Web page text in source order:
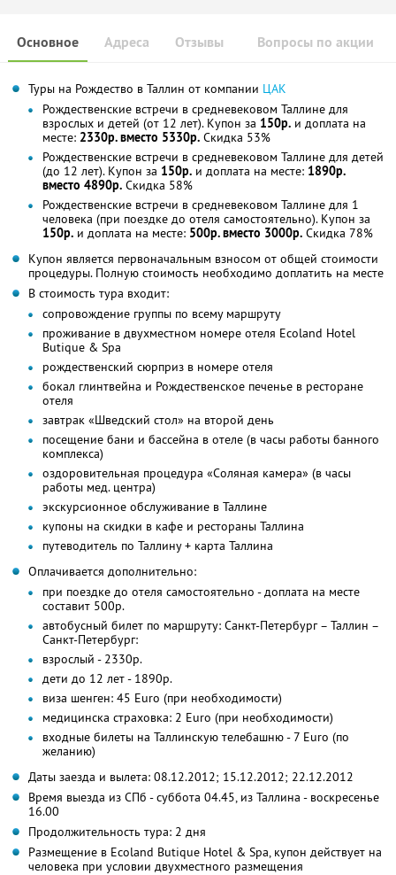
Основное Отзывы Вопросы по акции
Адреса
Туры на Рождество в Таллин от компании ЦАК
Рождественские встречи в средневековом Таллине для
взрослых и детей (от 12 лет). Купон за 150р. и доплата на
месте: 2330р. вместо 5330р. Скидка 53%
Рождественские встречи в средневековом Таллине для детей
(до 12 лет). Купон за 150р. и доплата на месте: 1890р.
вместо 4890р. Скидка 58%
Рождественские встречи в средневековом Таллине для 1
человека (при поездке до отеля самостоятельно). Купон за
150р. и доплата на месте: 500р. вместо 3000р. Скидка 78%
Купон является первоначальным взносом от общей стоимости
процедуры. Полную стоимость необходимо доплатить на месте
В стоимость тура входит:
сопровождение группы по всему маршруту
проживание в двухместном номере отеля Ecoland Hotel
Butique & Spa
рождественский сюрприз в номере отеля
бокал глинтвейна и Рождественское печенье в ресторане
отеля
завтрак «Шведский стол» на второй день
посещение бани и бассейна в отеле (в часы работы банного
комплекса)
оздоровительная процедура «Соляная камера» (в часы
работы мед. центра)
экскурсионное обслуживание в Таллине
купоны на скидки в кафе и рестораны Таллина
путеводитель по Таллину + карта Таллина
Оплачивается дополнительно:
при поездке до отеля самостоятельно - доплата на месте
составит 500р.
автобусный билет по маршруту: Санкт-Петербург – Таллин –
Санкт-Петербург:
взрослый - 2330р.
дети до 12 лет - 1890р.
виза шенген: 45 Euro (при необходимости)
медицинска страховка: 2 Euro (при необходимости)
входные билеты на Таллинскую телебашню - 7 Euro (по
желанию)
Даты заезда и вылета: 08.12.2012; 15.12.2012; 22.12.2012
Время выезда из СПб - суббота 04.45, из Таллина - воскресенье
16.00
Продолжительность тура: 2 дня
Размещение в Ecoland Butique Hotel & Spa, купон действует на
человека при условии двухместного размещения